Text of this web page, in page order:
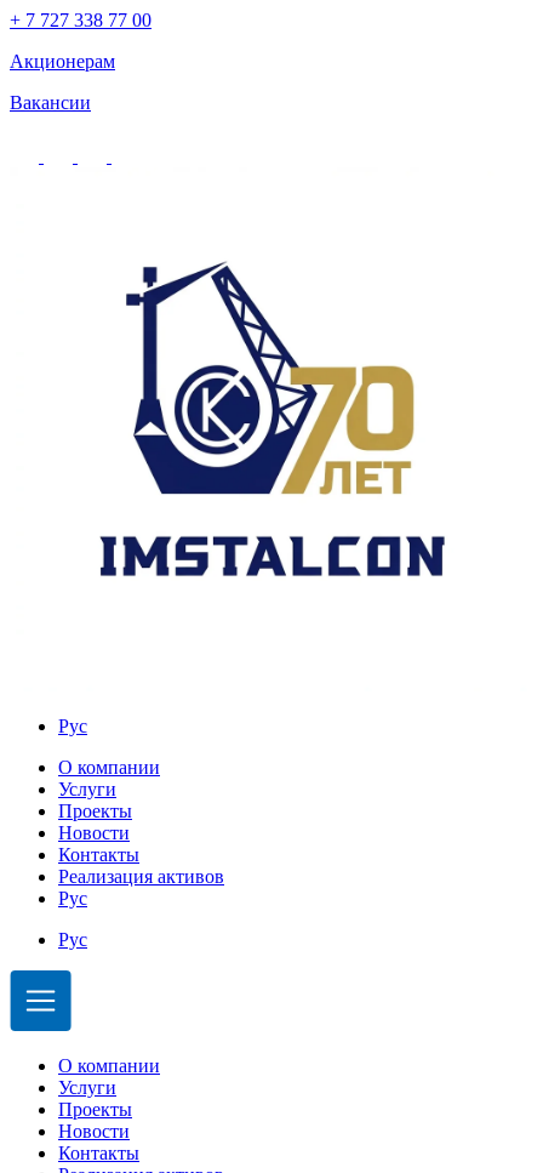
+ 7 727 338 77 00
Акционерам
Вакансии
Рус
О компании
Услуги
Проекты
Новости
Контакты
Реализация активов
Рус
Рус
О компании
Услуги
Проекты
Новости
Контакты